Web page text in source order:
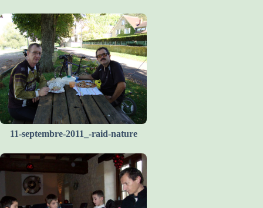
11-septembre-2011_-raid-nature